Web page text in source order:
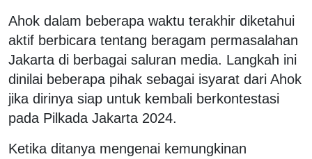
Ahok dalam beberapa waktu terakhir diketahui
aktif berbicara tentang beragam permasalahan
Jakarta di berbagai saluran media. Langkah ini
dinilai beberapa pihak sebagai isyarat dari Ahok
jika dirinya siap untuk kembali berkontestasi
pada Pilkada Jakarta 2024.
Ketika ditanya mengenai kemungkinan